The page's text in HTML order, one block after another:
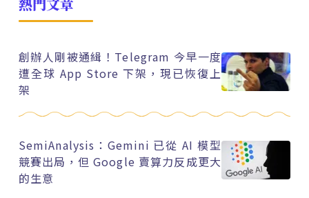
創辦人剛被通緝！Telegram 今早一度
遭全球 App Store 下架，現已恢復上
架
SemiAnalysis：Gemini 已從 AI 模型
競賽出局，但 Google 賣算力反成更大
的生意